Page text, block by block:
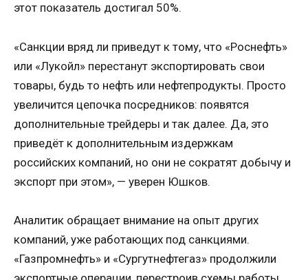
этот показатель достигал 50%.
«Санкции вряд ли приведут к тому, что «Роснефть»
или «Лукойл» перестанут экспортировать свои
товары, будь то нефть или нефтепродукты. Просто
увеличится цепочка посредников: появятся
дополнительные трейдеры и так далее. Да, это
приведёт к дополнительным издержкам
российских компаний, но они не сократят добычу и
экспорт при этом», — уверен Юшков.
Аналитик обращает внимание на опыт других
компаний, уже работающих под санкциями.
«Газпромнефть» и «Сургутнефтегаз» продолжили